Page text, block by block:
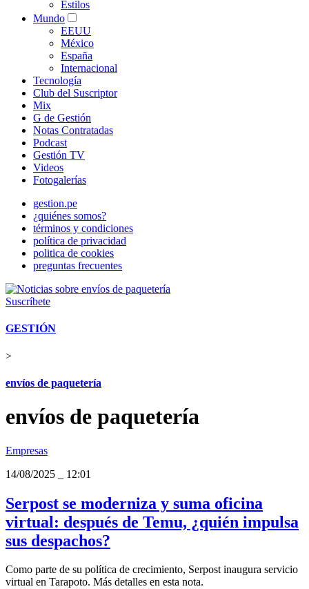
Estilos
Mundo
EEUU
México
España
Internacional
Tecnología
Club del Suscriptor
Mix
G de Gestión
Notas Contratadas
Podcast
Gestión TV
Videos
Fotogalerías
gestion.pe
¿quiénes somos?
términos y condiciones
política de privacidad
politica de cookies
preguntas frecuentes
Suscríbete
GESTIÓN
>
envíos de paquetería
envíos de paquetería
Empresas
14/08/2025
12:01
Serpost se moderniza y suma oficina
virtual: después de Temu, ¿quién impulsa
sus despachos?
Como parte de su política de crecimiento, Serpost inaugura servicio
virtual en Tarapoto. Más detalles en esta nota.